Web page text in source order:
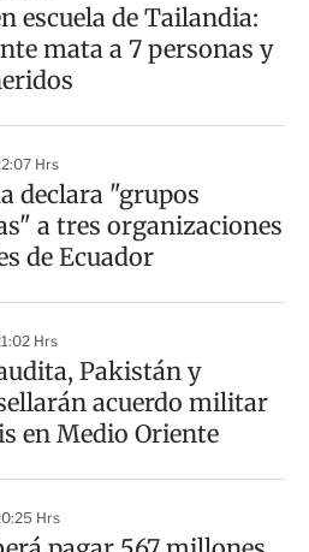
escuela de Tailandia:
mata a 7 personas y
Hrs
declara "grupos
a tres organizaciones
de Ecuador
Hrs
Pakistán y
acuerdo militar
en Medio Oriente
Hrs